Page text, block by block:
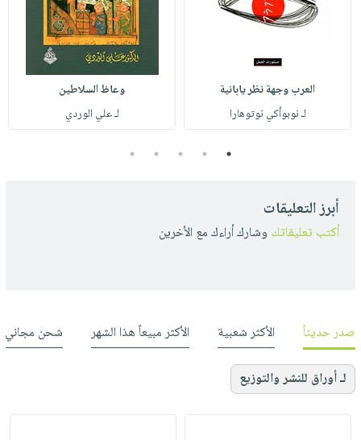
العرب وجهة نظر يابانية
لـ نوبوأكي نوتوهارا
وعاظ السلاطين
لـ علي الوردي
1
2
3
4
5
أبرز التعليقات
أكتب تعليقاتك وشارك أراءك مع الأخرين
صدر حديثاً الأكثر شعبية الأكثر مبيعاً هذا الشهر شحن مجاني
لـ أوراق للنشر والتوزيع